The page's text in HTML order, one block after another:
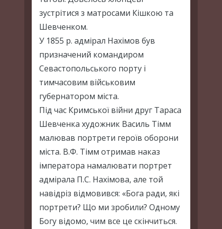
зустрітися з матросами Кішкою та
Шевченком.
У 1855 р. адмірал Нахімов був
призначений командиром
Севастопольського порту і
тимчасовим військовим
губернатором міста.
Під час Кримської війни друг Тараса
Шевченка художник Василь Тімм
малював портрети героїв оборони
міста. В.Ф. Тімм отримав наказ
імператора намалювати портрет
адмірала П.С. Нахімова, але той
навідріз відмовився: «Бога ради, які
портрети? Що ми зробили? Одному
Богу відомо, чим все це скінчиться.